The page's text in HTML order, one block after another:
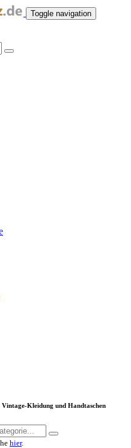
Toggle navigation
Vintage-Kleidung und Handtaschen
hier.